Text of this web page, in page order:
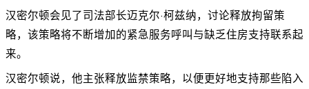
汉密尔顿会见了司法部长迈克尔·柯兹纳，讨论释放拘留策
略，该策略将不断增加的紧急服务呼叫与缺乏住房支持联系起
来。
汉密尔顿说，他主张释放监禁策略，以便更好地支持那些陷入